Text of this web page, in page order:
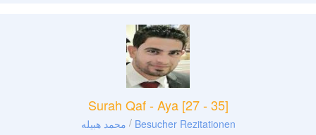
Surah Qaf - Aya [27 - 35]
محمد هبيله / Besucher Rezitationen